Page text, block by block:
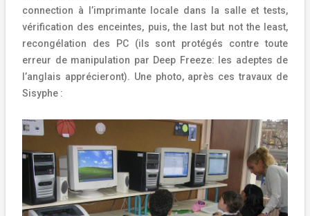
connection à l’imprimante locale dans la salle et tests,
vérification des enceintes, puis, the last but not the least,
recongélation des PC (ils sont protégés contre toute
erreur de manipulation par Deep Freeze: les adeptes de
l’anglais apprécieront). Une photo, après ces travaux de
Sisyphe :